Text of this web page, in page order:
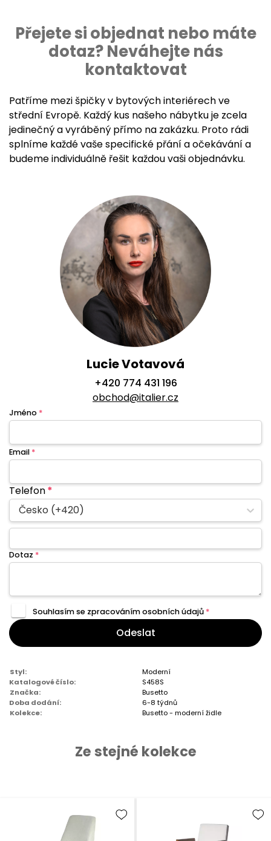
Přejete si objednat nebo máte
dotaz? Neváhejte nás
kontaktovat
Patříme mezi špičky v bytových interiérech ve
střední Evropě. Každý kus našeho nábytku je zcela
jedinečný a vyráběný přímo na zakázku. Proto rádi
splníme každé vaše specifické přání a očekávání a
budeme individuálně řešit každou vaši objednávku.
Lucie Votavová
+420 774 431 196
obchod@italier.cz
Jméno *
Email *
Telefon*
Česko (+420)
Dotaz *
Souhlasím se zpracovánímosobních údajů *
Odeslat
Styl:
Moderní
Katalogové číslo:
S458S
Značka:
Busetto
Doba dodání:
6-8 týdnů
Kolekce:
Busetto - moderní židle
Ze stejné kolekce